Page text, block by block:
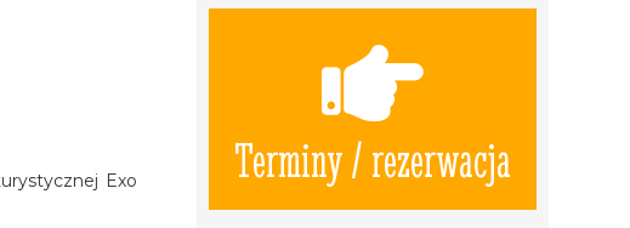
Terminy / rezerwacja
Exo